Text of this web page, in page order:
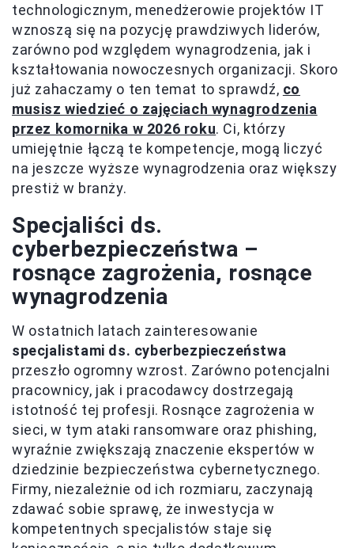
technologicznym, menedżerowie projektów IT
wznoszą się na pozycję prawdziwych liderów,
zarówno pod względem wynagrodzenia, jak i
kształtowania nowoczesnych organizacji. Skoro
już zahaczamy o ten temat to sprawdź, co
musisz wiedzieć o zajęciach wynagrodzenia
przez komornika w 2026 roku. Ci, którzy
umiejętnie łączą te kompetencje, mogą liczyć
na jeszcze wyższe wynagrodzenia oraz większy
prestiż w branży.
Specjaliści ds.
cyberbezpieczeństwa –
rosnące zagrożenia, rosnące
wynagrodzenia
W ostatnich latach zainteresowanie
specjalistami ds. cyberbezpieczeństwa
przeszło ogromny wzrost. Zarówno potencjalni
pracownicy, jak i pracodawcy dostrzegają
istotność tej profesji. Rosnące zagrożenia w
sieci, w tym ataki ransomware oraz phishing,
wyraźnie zwiększają znaczenie ekspertów w
dziedzinie bezpieczeństwa cybernetycznego.
Firmy, niezależnie od ich rozmiaru, zaczynają
zdawać sobie sprawę, że inwestycja w
kompetentnych specjalistów staje się